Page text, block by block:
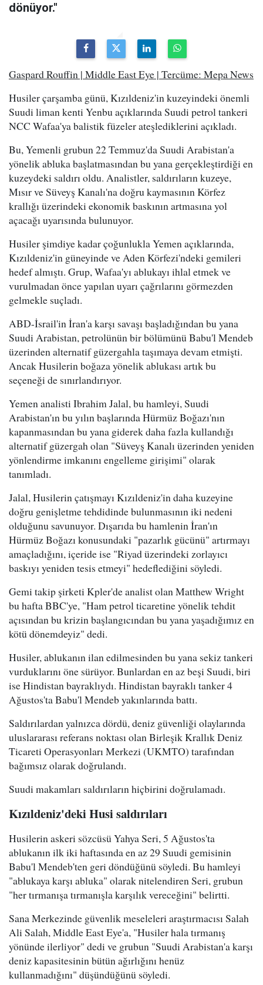
dönüyor."
Gaspard Rouffin | Middle East Eye | Tercüme: Mepa News
Husiler çarşamba günü, Kızıldeniz'in kuzeyindeki önemli
Suudi liman kenti Yenbu açıklarında Suudi petrol tankeri
NCC Wafaa'ya balistik füzeler ateşlediklerini açıkladı.
Bu, Yemenli grubun 22 Temmuz'da Suudi Arabistan'a
yönelik abluka başlatmasından bu yana gerçekleştirdiği en
kuzeydeki saldırı oldu. Analistler, saldırıların kuzeye,
Mısır ve Süveyş Kanalı'na doğru kaymasının Körfez
krallığı üzerindeki ekonomik baskının artmasına yol
açacağı uyarısında bulunuyor.
Husiler şimdiye kadar çoğunlukla Yemen açıklarında,
Kızıldeniz'in güneyinde ve Aden Körfezi'ndeki gemileri
hedef almıştı. Grup, Wafaa'yı ablukayı ihlal etmek ve
vurulmadan önce yapılan uyarı çağrılarını görmezden
gelmekle suçladı.
ABD-İsrail'in İran'a karşı savaşı başladığından bu yana
Suudi Arabistan, petrolünün bir bölümünü Babu'l Mendeb
üzerinden alternatif güzergahla taşımaya devam etmişti.
Ancak Husilerin boğaza yönelik ablukası artık bu
seçeneği de sınırlandırıyor.
Yemen analisti Ibrahim Jalal, bu hamleyi, Suudi
Arabistan'ın bu yılın başlarında Hürmüz Boğazı'nın
kapanmasından bu yana giderek daha fazla kullandığı
alternatif güzergah olan "Süveyş Kanalı üzerinden yeniden
yönlendirme imkanını engelleme girişimi" olarak
tanımladı.
Jalal, Husilerin çatışmayı Kızıldeniz'in daha kuzeyine
doğru genişletme tehdidinde bulunmasının iki nedeni
olduğunu savunuyor. Dışarıda bu hamlenin İran'ın
Hürmüz Boğazı konusundaki "pazarlık gücünü" artırmayı
amaçladığını, içeride ise "Riyad üzerindeki zorlayıcı
baskıyı yeniden tesis etmeyi" hedeflediğini söyledi.
Gemi takip şirketi Kpler'de analist olan Matthew Wright
bu hafta BBC'ye, "Ham petrol ticaretine yönelik tehdit
açısından bu krizin başlangıcından bu yana yaşadığımız en
kötü dönemdeyiz" dedi.
Husiler, ablukanın ilan edilmesinden bu yana sekiz tankeri
vurduklarını öne sürüyor. Bunlardan en az beşi Suudi, biri
ise Hindistan bayraklıydı. Hindistan bayraklı tanker 4
Ağustos'ta Babu'l Mendeb yakınlarında battı.
Saldırılardan yalnızca dördü, deniz güvenliği olaylarında
uluslararası referans noktası olan Birleşik Krallık Deniz
Ticareti Operasyonları Merkezi (UKMTO) tarafından
bağımsız olarak doğrulandı.
Suudi makamları saldırıların hiçbirini doğrulamadı.
Kızıldeniz'deki Husi saldırıları
Husilerin askeri sözcüsü Yahya Seri, 5 Ağustos'ta
ablukanın ilk iki haftasında en az 29 Suudi gemisinin
Babu'l Mendeb'ten geri döndüğünü söyledi. Bu hamleyi
"ablukaya karşı abluka" olarak nitelendiren Seri, grubun
"her tırmanışa tırmanışla karşılık vereceğini" belirtti.
Sana Merkezinde güvenlik meseleleri araştırmacısı Salah
Ali Salah, Middle East Eye'a, "Husiler hala tırmanış
yönünde ilerliyor" dedi ve grubun "Suudi Arabistan'a karşı
deniz kapasitesinin bütün ağırlığını henüz
kullanmadığını" düşündüğünü söyledi.